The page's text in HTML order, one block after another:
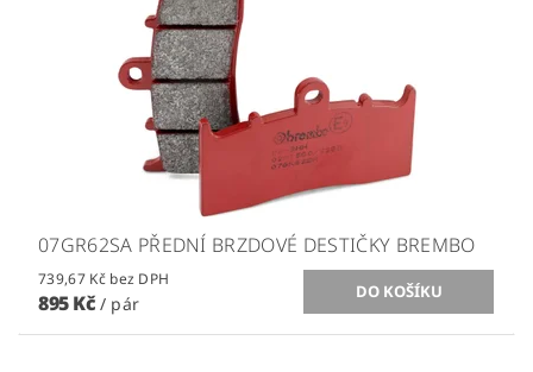
07GR62SA PŘEDNÍ BRZDOVÉ DESTIČKY BREMBO
739,67 Kč bez DPH
895 Kč / pár